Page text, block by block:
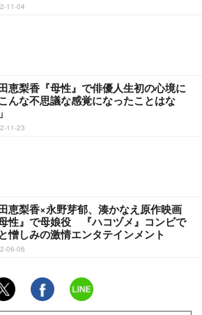
11-04
恵梨香『母性』で俳優人生初の心境に
こんな不思議な感覚になったことはな
11-23
恵梨香×永野芽郁、湊かなえ原作映画
母性』で母娘役 『ハコヅメ』コンビで
憎しみの激情エンタテインメント
06-06